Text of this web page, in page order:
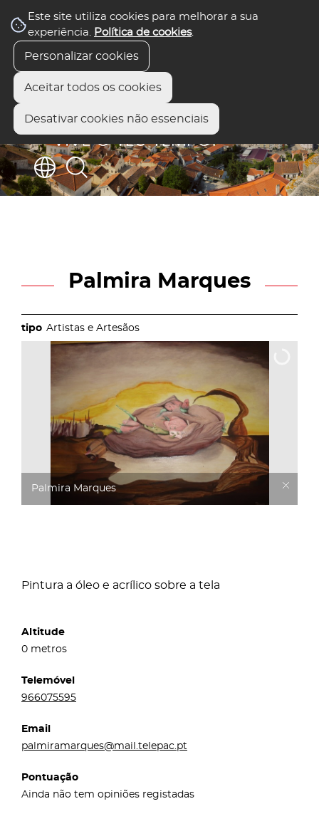
Este site utiliza cookies para melhorar a sua
experiência. Política de cookies.
Personalizar cookies
Aceitar todos os cookies
Desativar cookies não essenciais
Palmira Marques
Artistas e Artesãos
Palmira Marques
Pintura a óleo e acrílico sobre a tela
Altitude
0 metros
Telemóvel
966075595
Email
palmiramarques@mail.telepac.pt
Pontuação
Ainda não tem opiniões registadas